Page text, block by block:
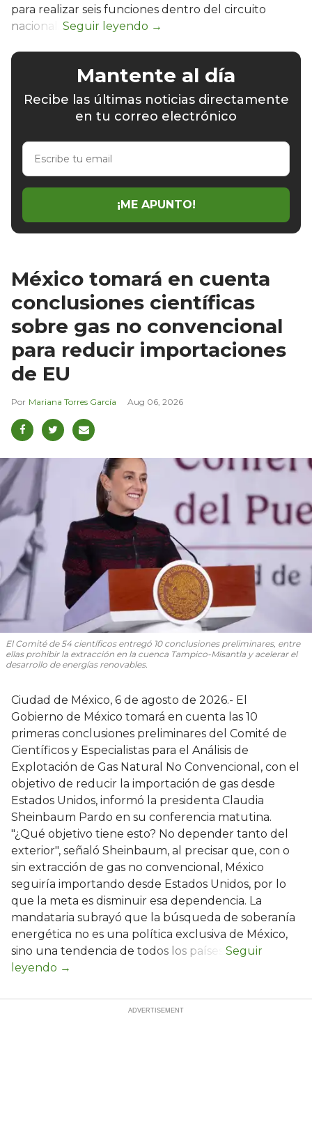
para realizar seis funciones dentro del circuito
nacional.
Mantente al día
Recibe las últimas noticias directamente
en tu correo electrónico
Escribe
email
¡ME APUNTO!
México tomará en cuenta
conclusiones científicas
sobre gas no convencional
para reducir importaciones
de EU
Mariana Torres García Aug 06, 2026
El Comité de 54 científicos entregó 10 conclusiones preliminares, entre
ellas prohibir la extracción en la cuenca Tampico-Misantla y acelerar el
desarrollo de energías renovables.
Ciudad de México, 6 de agosto de 2026.- El
Gobierno de México tomará en cuenta las 10
primeras conclusiones preliminares del Comité de
Científicos y Especialistas para el Análisis de
Explotación de Gas Natural No Convencional, con el
objetivo de reducir la importación de gas desde
Estados Unidos, informó la presidenta Claudia
Sheinbaum Pardo en su conferencia matutina.
"¿Qué objetivo tiene esto? No depender tanto del
exterior", señaló Sheinbaum, al precisar que, con o
sin extracción de gas no convencional, México
seguiría importando desde Estados Unidos, por lo
que la meta es disminuir esa dependencia. La
mandataria subrayó que la búsqueda de soberanía
energética no es una política exclusiva de México,
sino una tendencia de todos los países.